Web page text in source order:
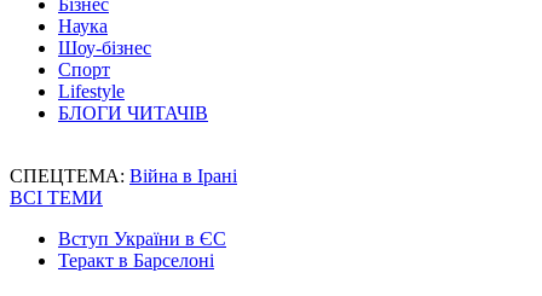
Бізнес
Наука
Шоу-бізнес
Спорт
Lifestyle
БЛОГИ ЧИТАЧІВ
СПЕЦТЕМА: Війна в Ірані
ВСІ ТЕМИ
Вступ України в ЄС
Теракт в Барселоні